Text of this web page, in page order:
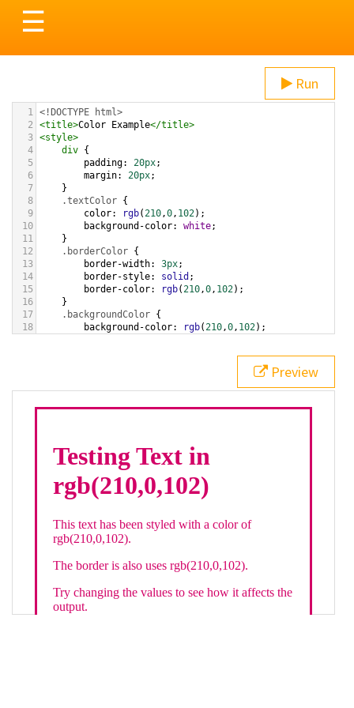
Toggle
navigation
☰
Run
1 <!DOCTYPE html>
2
<title>Color Example</title>
3 <style>
4
div {
5
padding: 20px;
6
margin: 20px;
7
}
8
.textColor {
9
color: rgb(210,0, 102);
10
background-color: white;
11
}
12
.borderColor {
13
border-width: 3px;
14
border-style: solid ;
15
border-color: rgb(210,0, 102);
16
}
17
.backgroundColor {
18
background-color: rgb(210,0, 102);
bottom ,
white, rgb(210,0,102));
div class="textColor borderColor"
< h1>Testing Text in rgb(210,0,102)
Preview